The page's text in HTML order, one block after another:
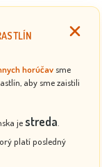
horúčav sme
aby sme zaistili
jestreda
platí posledný